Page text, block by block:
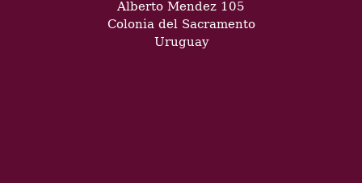
Alberto Mendez 105
Colonia del Sacramento
Uruguay